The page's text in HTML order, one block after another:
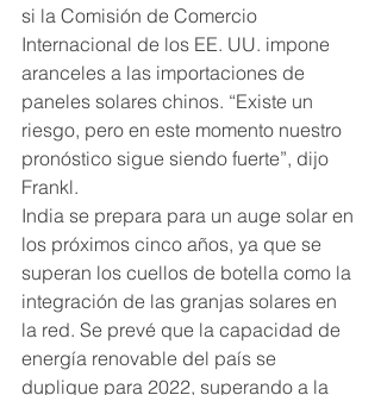
si la Comisión de Comercio
Internacional de los EE. UU. impone
aranceles a las importaciones de
paneles solares chinos. “Existe un
riesgo, pero en este momento nuestro
pronóstico sigue siendo fuerte”, dijo
Frankl.
India se prepara para un auge solar en
los próximos cinco años, ya que se
superan los cuellos de botella como la
integración de las granjas solares en
la red. Se prevé que la capacidad de
energía renovable del país se
duplique para 2022, superando a la